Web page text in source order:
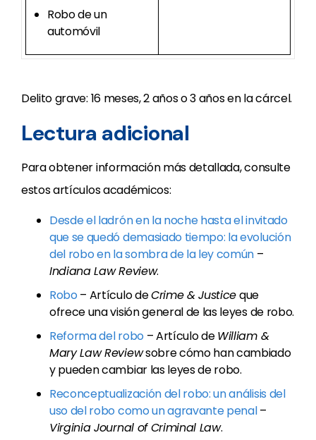
Robo de un
automóvil
Delito grave: 16 meses, 2 años o 3 años en la cárcel.
Lectura adicional
Para obtener información más detallada, consulte
estos artículos académicos:
Desde el ladrón en la noche hasta el invitado
que se quedó demasiado tiempo: la evolución
del robo en la sombra de la ley común –
Indiana Law Review.
Robo– Artículo deCrime & Justiceque
ofrece una visión general de las leyes de robo.
Reforma del robo– Artículo deWilliam &
Mary Law Reviewsobre cómo han cambiado
y pueden cambiar las leyes de robo.
Reconceptualización del robo: un análisis del
uso del robo como un agravante penal–
Virginia Journal of Criminal Law.